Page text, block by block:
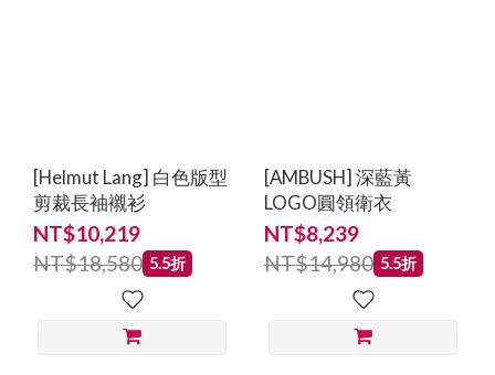
[Helmut Lang] 白色版型
剪裁長袖襯衫
NT$10,219
NT$18,580 5.5折
[AMBUSH] 深藍黃
LOGO圓領衛衣
NT$8,239
NT$14,980 5.5折